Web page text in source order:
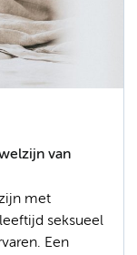
van
met
seksueel
Een